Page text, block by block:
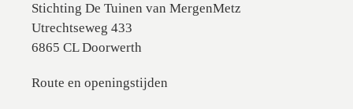
Stichting De Tuinen van MergenMetz
Utrechtseweg 433
6865 CL Doorwerth
Route en openingstijden